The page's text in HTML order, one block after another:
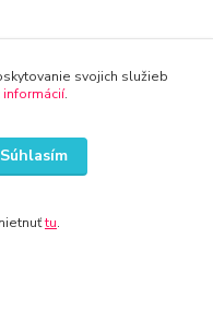
svojich služieb
informácií.
Súhlasím
tu.